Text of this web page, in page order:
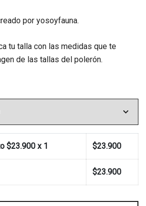
por yosoyfauna.
tu talla con las medidas que te
de las tallas del polerón.
$23.900 x 1 $23.900
$23.900